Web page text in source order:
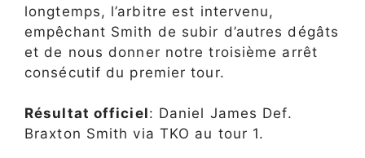
longtemps, l’arbitre est intervenu,
empêchant Smith de subir d’autres dégâts
et de nous donner notre troisième arrêt
consécutif du premier tour.
Résultat officiel: Daniel James Def.
Braxton Smith via TKO au tour 1.